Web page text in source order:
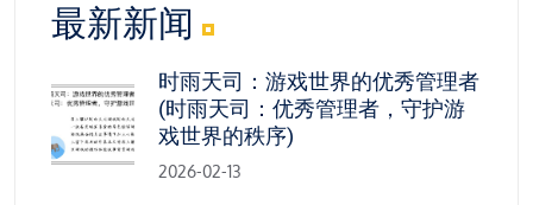
最新新闻
时雨天司：游戏世界的优秀管理者
(时雨天司：优秀管理者，守护游
戏世界的秩序)
2026-02-13